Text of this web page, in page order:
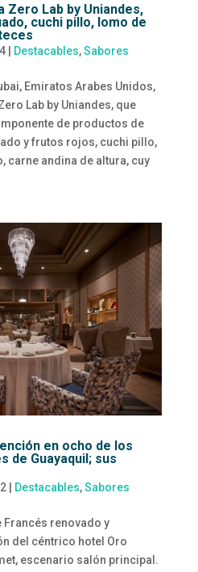
Zero Lab by Uniandes,
cuchi pillo, lomo de
| Destacables,Sabores
Emiratos Arabes Unidos,
Lab by Uniandes, que
de productos de
y frutos rojos, cuchi pillo,
carne andina de altura, cuy
en ocho de los
de Guayaquil; sus
| Destacables,Sabores
Francés renovado y
del céntrico hotel Oro
escenario salón principal.